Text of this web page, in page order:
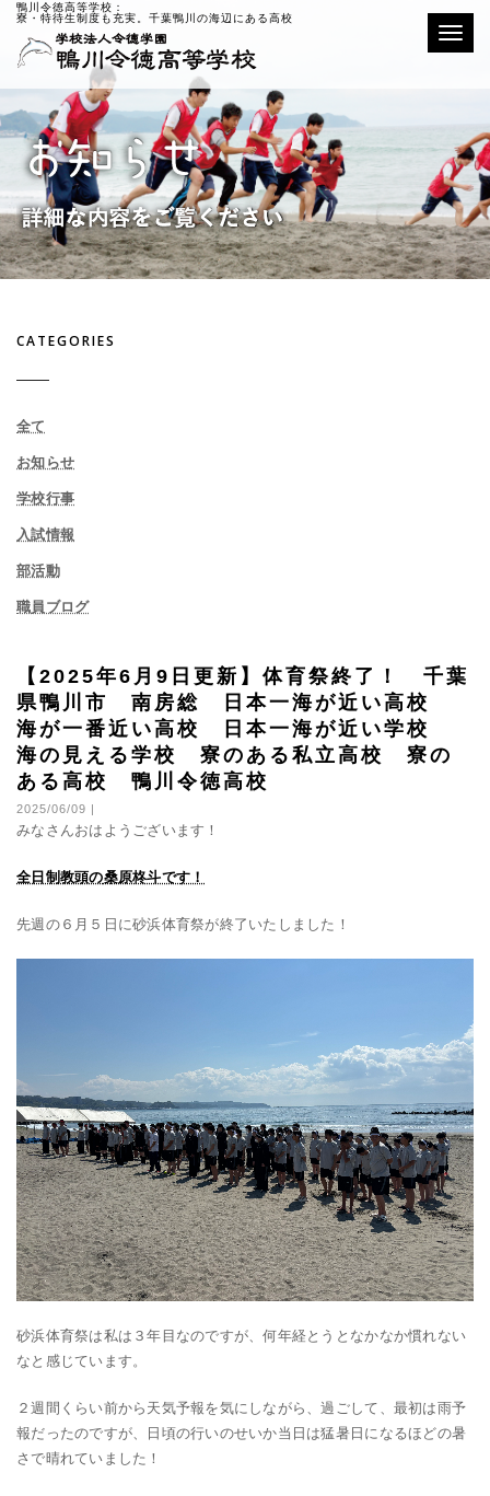
鴨川令徳高等学校：
寮・特待生制度も充実。千葉鴨川の海辺にある高校
CATEGORIES
全て
お知らせ
学校行事
入試情報
部活動
職員ブログ
【2025年6月9日更新】体育祭終了！ 千葉
県鴨川市 南房総 日本一海が近い高校
海が一番近い高校 日本一海が近い学校
海の見える学校 寮のある私立高校 寮の
ある高校 鴨川令徳高校
2025/06/09 |
みなさんおはようございます！
全日制教頭の桑原柊斗です！
先週の６月５日に砂浜体育祭が終了いたしました！
砂浜体育祭は私は３年目なのですが、何年経とうとなかなか慣れない
なと感じています。
２週間くらい前から天気予報を気にしながら、過ごして、最初は雨予
報だったのですが、日頃の行いのせいか当日は猛暑日になるほどの暑
さで晴れていました！